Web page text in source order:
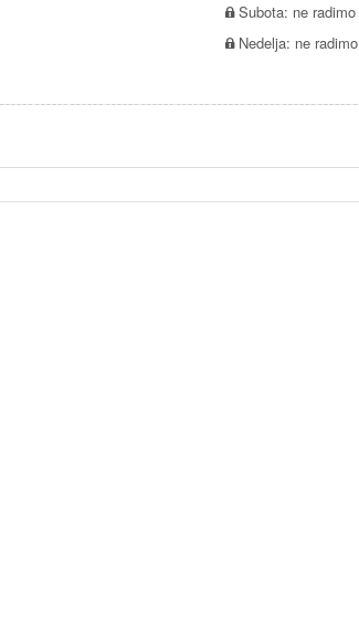
Subota: ne radimo
Nedelja: ne radimo